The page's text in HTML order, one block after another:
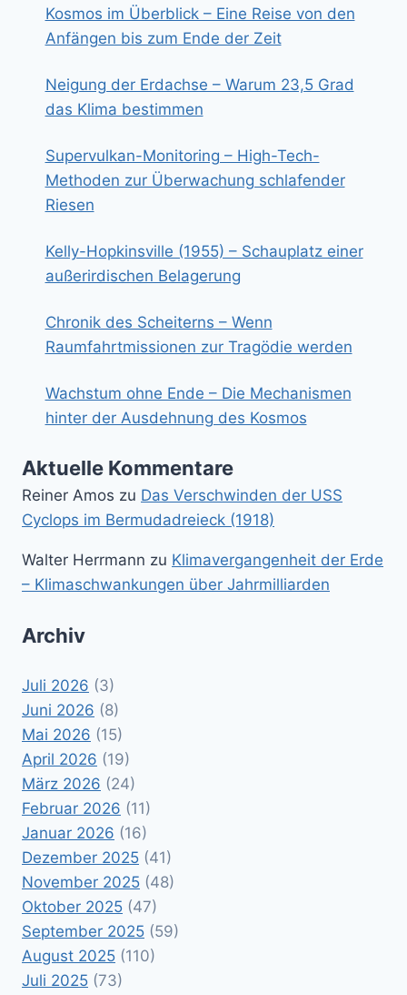
Kosmos im Überblick – Eine Reise von den
Anfängen bis zum Ende der Zeit
Neigung der Erdachse – Warum 23,5 Grad
das Klima bestimmen
Supervulkan-Monitoring – High-Tech-
Methoden zur Überwachung schlafender
Riesen
Kelly-Hopkinsville (1955) – Schauplatz einer
außerirdischen Belagerung
Chronik des Scheiterns – Wenn
Raumfahrtmissionen zur Tragödie werden
Wachstum ohne Ende – Die Mechanismen
hinter der Ausdehnung des Kosmos
Aktuelle Kommentare
Reiner Amos zu Das Verschwinden der USS
Cyclops im Bermudadreieck (1918)
Walter Herrmann zu Klimavergangenheit der Erde
– Klimaschwankungen über Jahrmilliarden
Archiv
Juli 2026 (3)
Juni 2026 (8)
Mai 2026 (15)
April 2026 (19)
März 2026 (24)
Februar 2026 (11)
Januar 2026 (16)
Dezember 2025 (41)
November 2025 (48)
Oktober 2025 (47)
September 2025 (59)
August 2025 (110)
Juli 2025 (73)